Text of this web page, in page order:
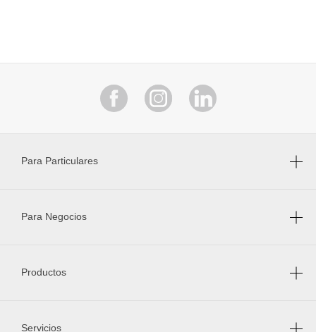
Para Particulares
Para Negocios
Productos
Servicios